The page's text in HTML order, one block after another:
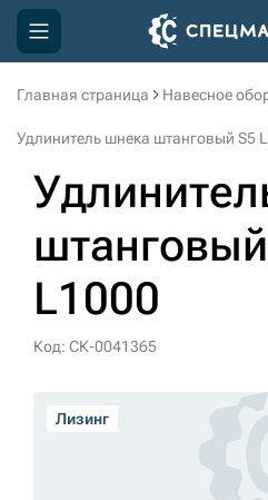
Главная страница Навесное
Удлинитель шнека штанговый S5
L1000
Код: СК-0041365
Лизинг
Компания
Доставка и оплата
Информация
Контакты
3D тур по производству